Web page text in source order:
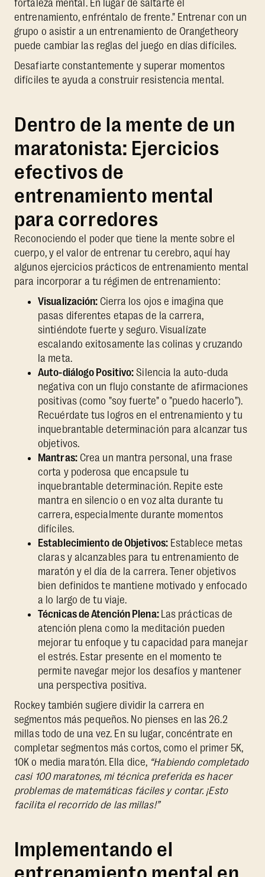
fortaleza mental. En lugar de saltarte el
entrenamiento, enfréntalo de frente." Entrenar con un
grupo o asistir a un entrenamiento de Orangetheory
puede cambiar las reglas del juego en días difíciles.
Desafiarte constantemente y superar momentos
difíciles te ayuda a construir resistencia mental.
Dentro de la mente de un
maratonista: Ejercicios
efectivos de
entrenamiento mental
para corredores
Reconociendo el poder que tiene la mente sobre el
cuerpo, y el valor de entrenar tu cerebro, aquí hay
algunos ejercicios prácticos de entrenamiento mental
para incorporar a tu régimen de entrenamiento:
Visualización: Cierra los ojos e imagina que
pasas diferentes etapas de la carrera,
sintiéndote fuerte y seguro. Visualízate
escalando exitosamente las colinas y cruzando
la meta.
Auto-diálogo Positivo: Silencia la auto-duda
negativa con un flujo constante de afirmaciones
positivas (como "soy fuerte" o "puedo hacerlo").
Recuérdate tus logros en el entrenamiento y tu
inquebrantable determinación para alcanzar tus
objetivos.
Mantras:Crea un mantra personal, una frase
corta y poderosa que encapsule tu
inquebrantable determinación. Repite este
mantra en silencio o en voz alta durante tu
carrera, especialmente durante momentos
difíciles.
Establecimiento de Objetivos:Establece metas
claras y alcanzables para tu entrenamiento de
maratón y el día de la carrera. Tener objetivos
bien definidos te mantiene motivado y enfocado
a lo largo de tu viaje.
Técnicas de Atención Plena: Las prácticas de
atención plena como la meditación pueden
mejorar tu enfoque y tu capacidad para manejar
el estrés. Estar presente en el momento te
permite navegar mejor los desafíos y mantener
una perspectiva positiva.
Rockey también sugiere dividir la carrera en
segmentos más pequeños. No pienses en las 26.2
millas todo de una vez. En su lugar, concéntrate en
completar segmentos más cortos, como el primer 5K,
10K o media maratón. Ella dice, “Habiendo completado
casi 100 maratones, mi técnica preferida es hacer
problemas de matemáticas fáciles y contar. ¡Esto
facilita el recorrido de las millas!”
Implementando el